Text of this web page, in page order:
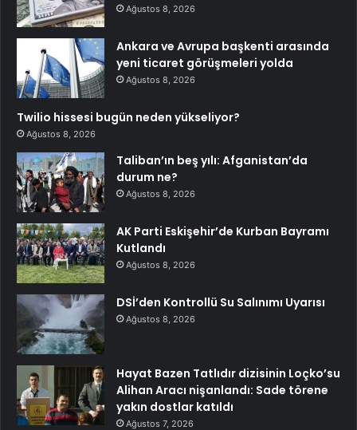
Ağustos 8, 2026
Ankara ve Avrupa başkenti arasında
yeni ticaret görüşmeleri yolda
Ağustos 8, 2026
Twilio hissesi bugün neden yükseliyor?
Ağustos 8, 2026
Taliban’ın beş yılı: Afganistan’da
durum ne?
Ağustos 8, 2026
AK Parti Eskişehir’de Kurban Bayramı
Kutlandı
Ağustos 8, 2026
DSİ’den Kontrollü Su Salınımı Uyarısı
Ağustos 8, 2026
Hayat Bazen Tatlıdır dizisinin Loçko’su
Alihan Aracı nişanlandı: Sade törene
yakın dostlar katıldı
Ağustos 7, 2026